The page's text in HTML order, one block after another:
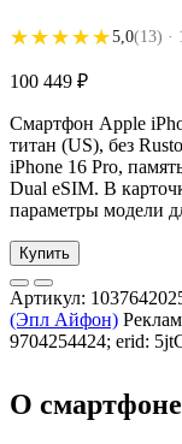
★★★★★
★★★★★5,0(13) ·
100 449 ₽
Смартфон Apple
титан (US), без
iPhone 16 Pro,
Dual eSIM. В
параметры модели
Купить
Артикул:
(Эпл Айфон)
9704254424; erid:
О